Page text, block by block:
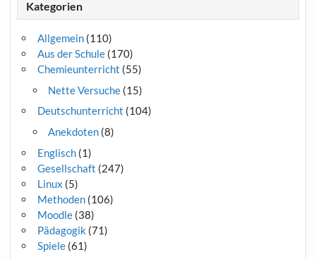
Kategorien
Allgemein(110)
Aus der Schule(170)
Chemieunterricht (55)
Nette Versuche(15)
Deutschunterricht (104)
Anekdoten(8)
Englisch(1)
Gesellschaft (247)
Linux (5)
Methoden(106)
Moodle(38)
Pädagogik (71)
Spiele(61)